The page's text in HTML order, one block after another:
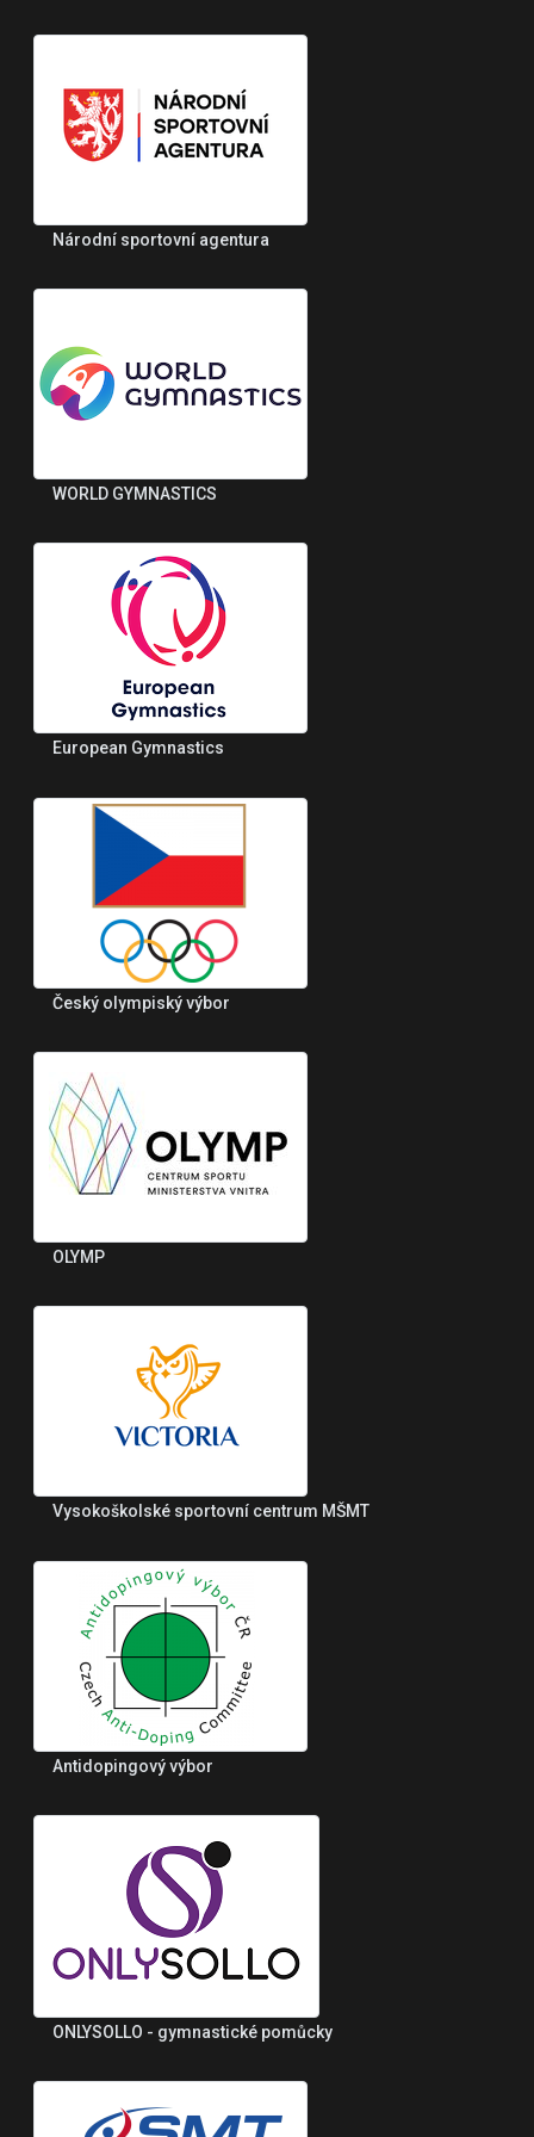
Národní sportovní agentura
WORLD GYMNASTICS
European Gymnastics
Český olympiský výbor
OLYMP
Vysokoškolské sportovní centrum MŠMT
Antidopingový výbor
ONLYSOLLO - gymnastické pomůcky